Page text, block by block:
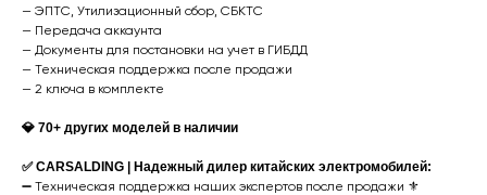
— ЭПТС, Утилизационный сбор, СБКТС
— Передача аккаунта
— Документы для постановки на учет в ГИБДД
— Техническая поддержка после продажи
— 2 ключа в комплекте
💎 70+ других моделей в наличии
✅ CARSALDING | Надежный дилер китайских электромобилей:
➖ Техническая поддержка наших экспертов после продажи ⚜️